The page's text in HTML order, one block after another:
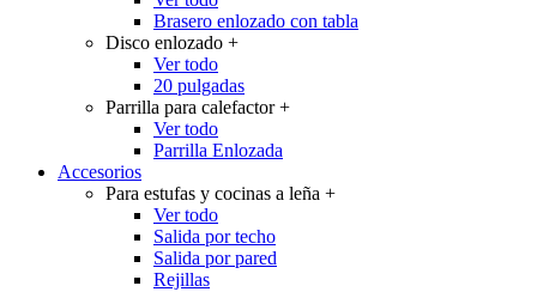
Brasero enlozado con tabla
Disco enlozado +
Ver todo
20 pulgadas
Parrilla para calefactor+
Ver todo
Parrilla Enlozada
Accesorios
Para estufas y cocinas a leña +
Ver todo
Salida por techo
Salida por pared
Rejillas